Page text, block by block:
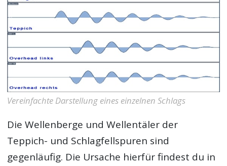
Vereinfachte Darstellung eines einzelnen Schlags
Die Wellenberge und Wellentäler der
Teppich- und Schlagfellspuren sind
gegenläufig. Die Ursache hierfür findest du in